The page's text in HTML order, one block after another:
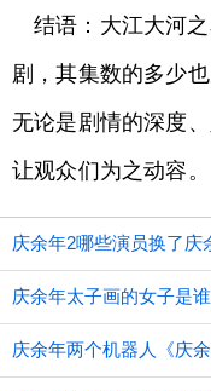
结语：大江大河
剧，其集数的多少
无论是剧情的深度
让观众们为之动容。
庆余年2哪些演员换了庆
庆余年太子画的女子是
庆余年两个机器人《庆